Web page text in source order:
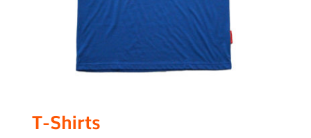
T-Shirts